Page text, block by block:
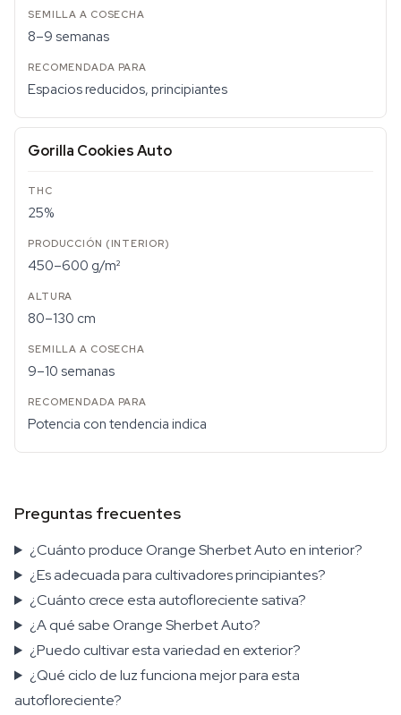
8–9 semanas
Espacios reducidos, principiantes
Gorilla Cookies Auto
25%
450–600 g/m²
80–130 cm
9–10 semanas
Potencia con tendencia indica
Preguntas frecuentes
¿Cuánto produce Orange Sherbet Auto en interior?
¿Es adecuada para cultivadores principiantes?
¿Cuánto crece esta autofloreciente sativa?
¿A qué sabe Orange Sherbet Auto?
¿Puedo cultivar esta variedad en exterior?
¿Qué ciclo de luz funciona mejor para esta
autofloreciente?